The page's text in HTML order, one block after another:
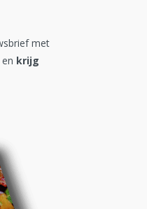
met
krijg